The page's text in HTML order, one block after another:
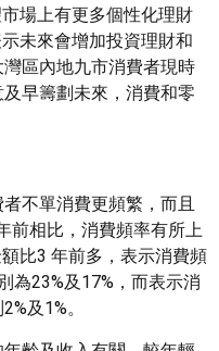
場上有更多個性化理財
未來會增加投資理財和
區內地九市消費者現時
早籌劃未來，消費和零
不單消費更頻繁，而且
前相比，消費頻率有所上
比3 年前多，表示消費頻
為23%及17%，而表示消
及1%。